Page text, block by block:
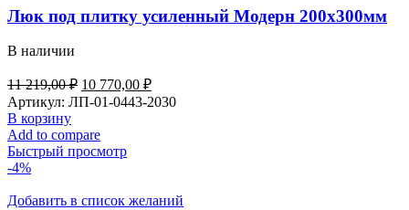
Люк под плитку усиленный Модерн 200х300мм
В наличии
11 219,00₽ 10 770,00 ₽
Артикул: ЛП-01-0443-2030
В корзину
Add to compare
Быстрый просмотр
-4%
Добавить в список желаний